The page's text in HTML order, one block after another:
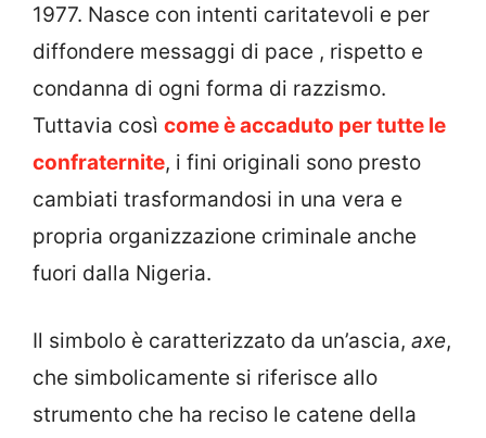
1977. Nasce con intenti caritatevoli e per
diffondere messaggi di pace , rispetto e
condanna di ogni forma di razzismo.
Tuttavia così come è accaduto per tutte le
confraternite, i fini originali sono presto
cambiati trasformandosi in una vera e
propria organizzazione criminale anche
fuori dalla Nigeria.
Il simbolo è caratterizzato da un’ascia, axe,
che simbolicamente si riferisce allo
strumento che ha reciso le catene della